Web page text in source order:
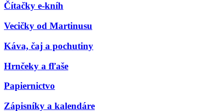
Čítačky e-kníh
Vecičky od Martinusu
Káva, čaj a pochutiny
Hrnčeky a fľaše
Papiernictvo
Zápisníky a kalendáre